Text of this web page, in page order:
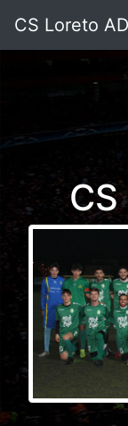
CS Loreto AD